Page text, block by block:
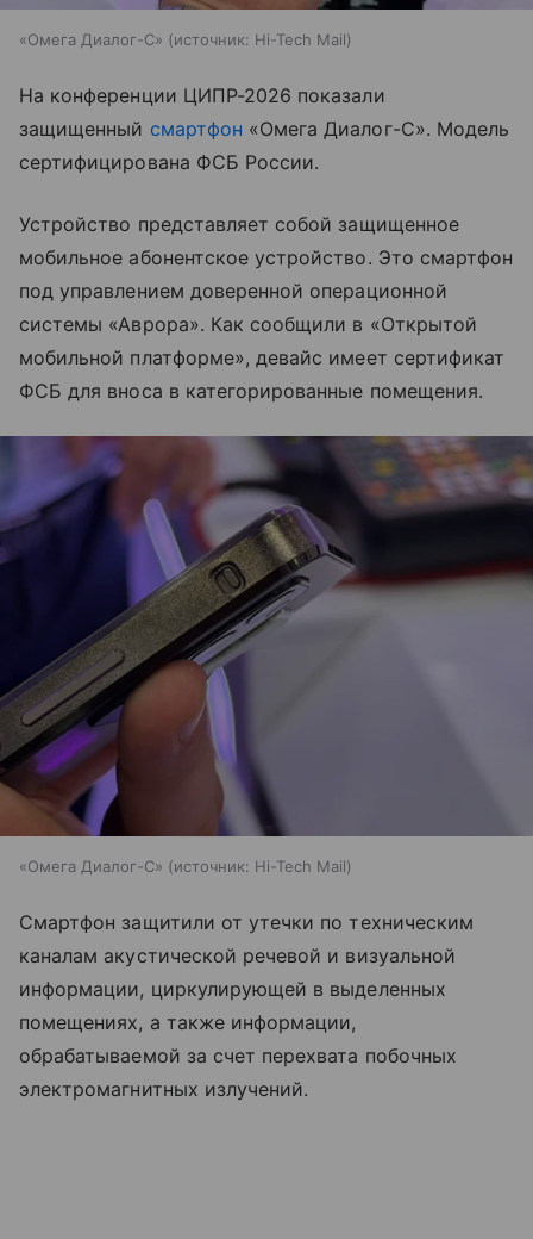
«Омега Диалог-С» источник: Hi-Tech Mail
На конференции ЦИПР-2026 показали
защищенный смартфон «Омега Диалог-С». Модель
сертифицирована ФСБ России.
Устройство представляет собой защищенное
мобильное абонентское устройство. Это смартфон
под управлением доверенной операционной
системы «Аврора». Как сообщили в «Открытой
мобильной платформе», девайс имеет сертификат
ФСБ для вноса в категорированные помещения.
«Омега Диалог-С» источник: Hi-Tech Mail
Смартфон защитили от утечки по техническим
каналам акустической речевой и визуальной
информации, циркулирующей в выделенных
помещениях, а также информации,
обрабатываемой за счет перехвата побочных
электромагнитных излучений.